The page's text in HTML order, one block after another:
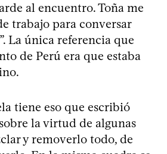
al encuentro. Toña me
trabajo para conversar
La única referencia que
de Perú era que estaba
tiene eso que escribió
la virtud de algunas
y removerlo todo, de